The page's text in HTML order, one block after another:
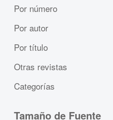
Por número
Por autor
Por título
Otras revistas
Categorías
Tamaño de Fuente